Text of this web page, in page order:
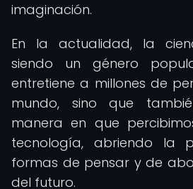
imaginación.
En la actualidad, la
siendo un género
entretiene a millones de
mundo, sino que
manera en que
tecnología, abriendo la
formas de pensar y de
del futuro.